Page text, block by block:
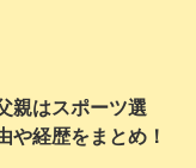
親はスポーツ選
や経歴をまとめ！